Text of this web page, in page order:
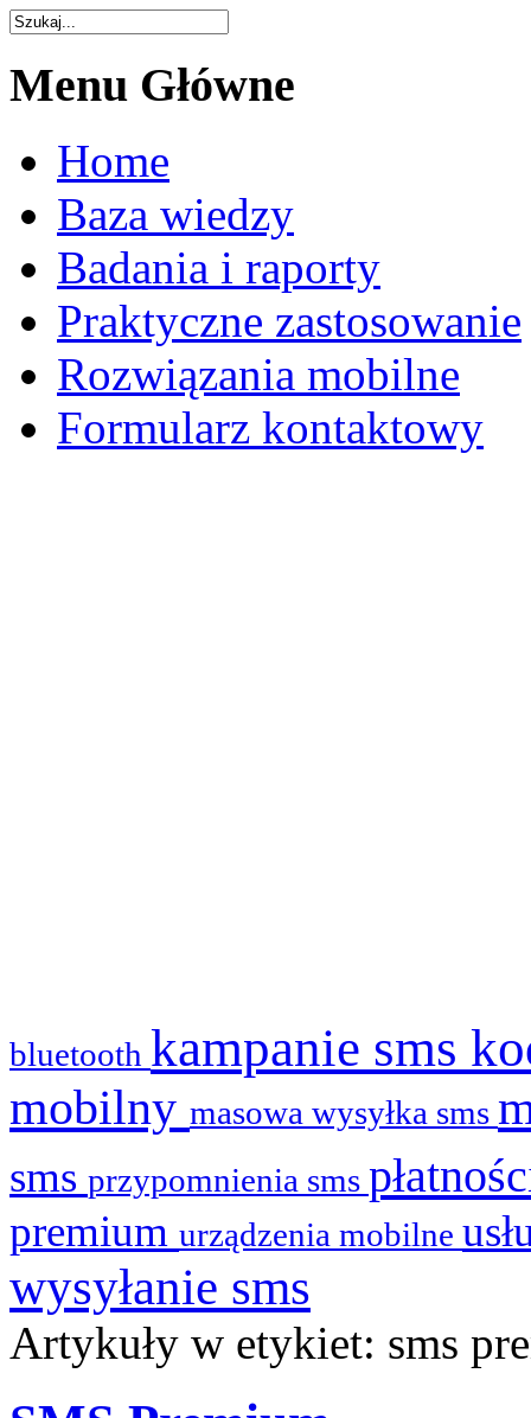
Menu Główne
Home
Baza wiedzy
Badania i raporty
Praktyczne zastosowanie
Rozwiązania mobilne
Formularz kontaktowy
bluetooth kampanie sms
mobilny masowa wysyłka sms
sms przypomnienia sms
premium urządzenia mobilne
wysyłanie sms
Artykuły w etykiet: sms